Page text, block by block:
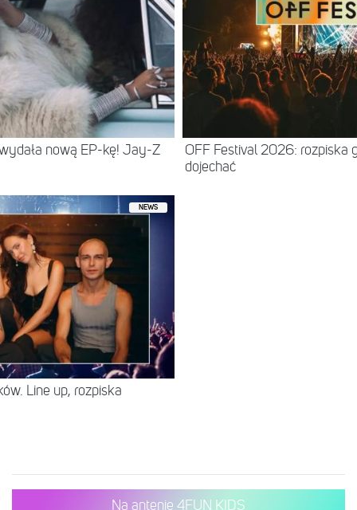
nową EP-kę! Jay-Z
OFF Festival 2026: rozpiska
dojechać
NEWS
Line up, rozpiska
Na antenie 4FUN KIDS